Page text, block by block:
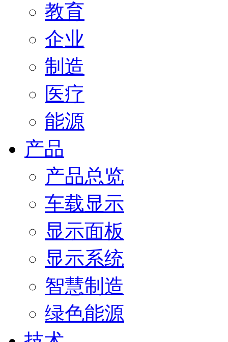
教育
企业
制造
医疗
能源
产品
产品总览
车载显示
显示面板
显示系统
智慧制造
绿色能源